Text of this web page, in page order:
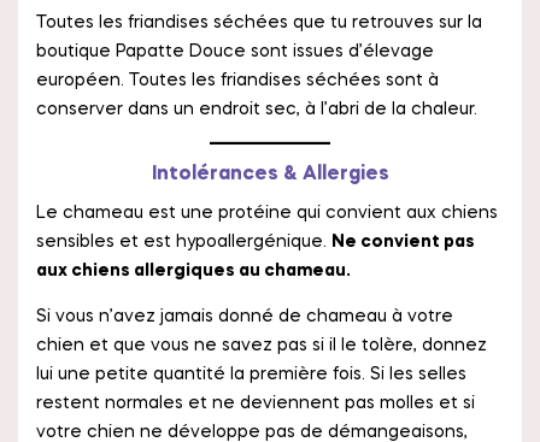
Toutes les friandises séchées que tu retrouves sur la
boutique Papatte Douce sont issues d’élevage
européen. Toutes les friandises séchées sont à
conserver dans un endroit sec, à l’abri de la chaleur.
Intolérances & Allergies
Le chameau est une protéine qui convient aux chiens
sensibles et est hypoallergénique. Ne convient pas
aux chiens allergiques au chameau.
Si vous n’avez jamais donné de chameau à votre
chien et que vous ne savez pas si il le tolère, donnez
lui une petite quantité la première fois. Si les selles
restent normales et ne deviennent pas molles et si
votre chien ne développe pas de démangeaisons,